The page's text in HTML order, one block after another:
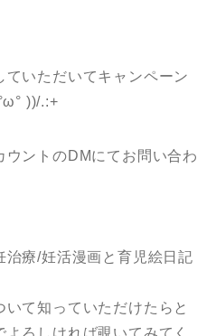
いただいてキャンペーン
))/.:+
ウントのDMにてお問い合わ
治療/妊活漫画と育児絵日記
て知っていただけたらと
ろしければ覗いてみてく